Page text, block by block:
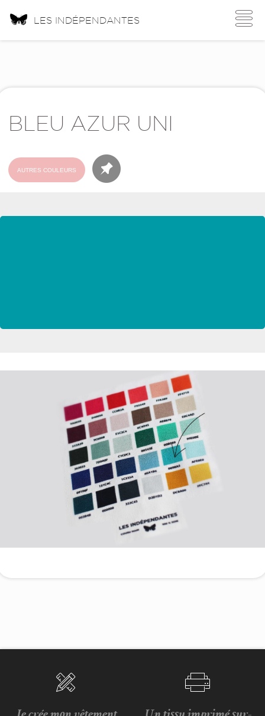
Toggle
LES INDÉPENDANTES
BLEU AZUR UNI
AUTRES COULEURS